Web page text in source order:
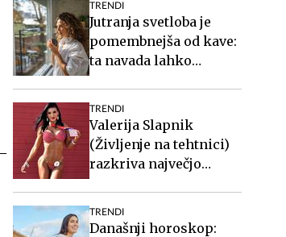
TRENDI
Jutranja svetloba je
pomembnejša od kave:
ta navada lahko
TRENDI
Valerija Slapnik
(Življenje na tehtnici)
razkriva največjo
TRENDI
Današnji horoskop: